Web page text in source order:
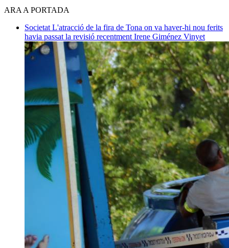
ARA A PORTADA
Societat L'atracció de la fira de Tona on va haver-hi nou ferits
havia passat la revisió recentment Irene Giménez Vinyet